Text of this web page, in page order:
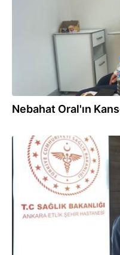
Nebahat Oral'ın
05.02.2026